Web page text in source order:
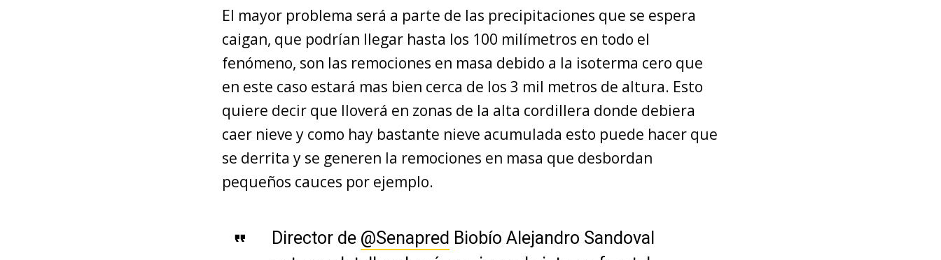
El mayor problema será a parte de las precipitaciones que se espera
caigan, que podrían llegar hasta los 100 milímetros en todo el
fenómeno, son las remociones en masa debido a la isoterma cero que
en este caso estará mas bien cerca de los 3 mil metros de altura. Esto
quiere decir que lloverá en zonas de la alta cordillera donde debiera
caer nieve y como hay bastante nieve acumulada esto puede hacer que
se derrita y se generen la remociones en masa que desbordan
pequeños cauces por ejemplo.
Director de @Senapred Biobío Alejandro Sandoval